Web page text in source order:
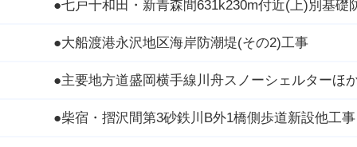
●七戸十和田・新青森間631k230m付近(上)別基礎
●大船渡港永沢地区海岸防潮堤(その2)工事
●主要地方道盛岡横手線川舟スノーシェルターほ
●柴宿・摺沢間第3砂鉄川B外1橋側歩道新設他工事